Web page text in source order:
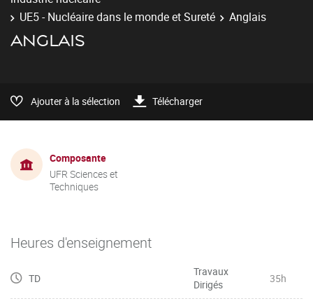
UE5 - Nucléaire dans le monde et Sureté
Anglais
ANGLAIS
Ajouter à la sélection Télécharger
Composante
UFR Sciences et
Techniques
Heures d'enseignement
TD
Travaux
Dirigés
35h